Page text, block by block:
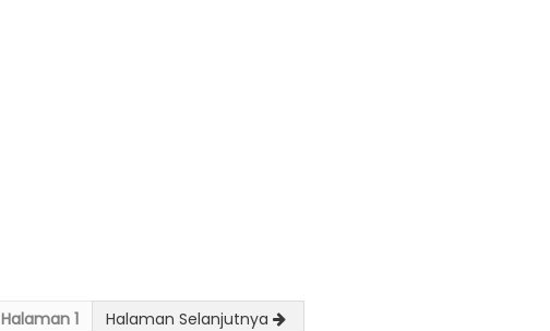
Halaman 1 Halaman Selanjutnya